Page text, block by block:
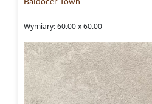
Wymiary: 60.00 x 60.00